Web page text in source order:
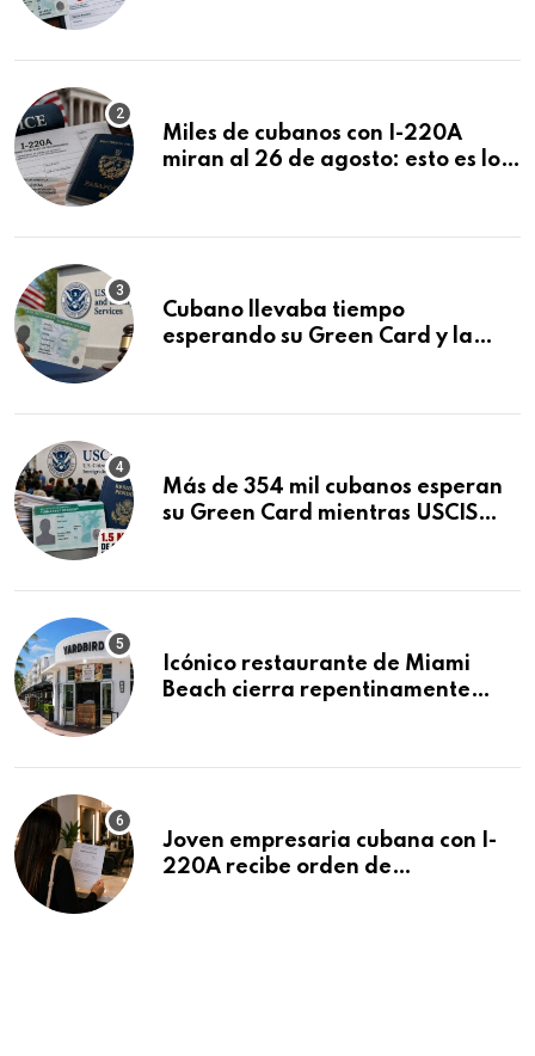
Miles de cubanos con I-220A
miran al 26 de agosto: esto es lo
Cubano llevaba tiempo
esperando su Green Card y la
Más de 354 mil cubanos esperan
su Green Card mientras USCIS
Icónico restaurante de Miami
Beach cierra repentinamente
Joven empresaria cubana con I-
220A recibe orden de